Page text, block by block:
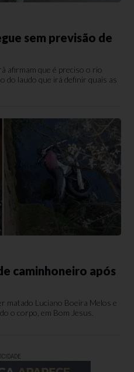
sem previsão de
afirmam que é preciso o rio
do laudo que irá definir quais as
caminhoneiro após
matado Luciano Boeira Melos e
o corpo, em Bom Jesus.